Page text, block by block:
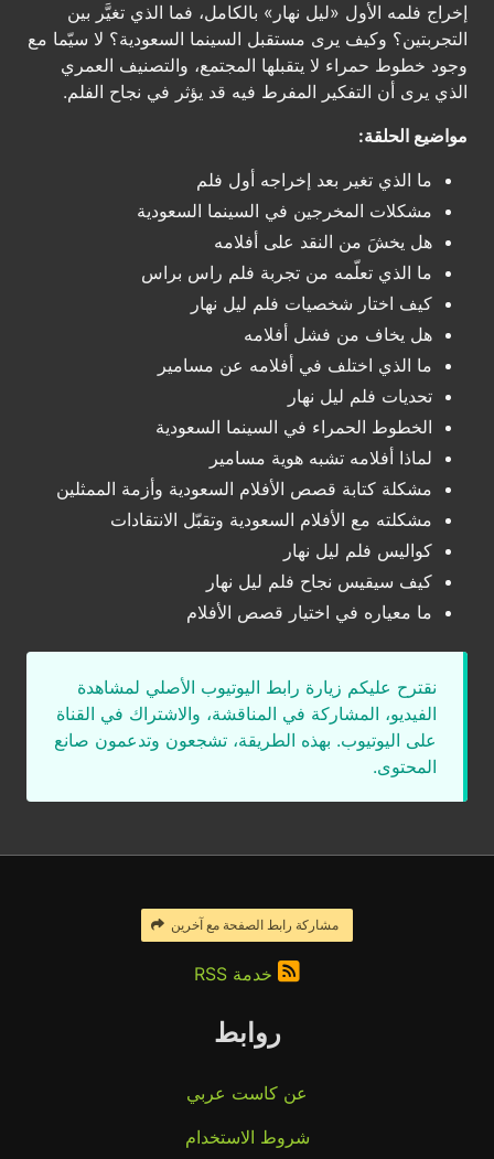
إخراج فلمه الأول «ليل نهار» بالكامل، فما الذي تغيَّر بين
التجربتين؟ وكيف يرى مستقبل السينما السعودية؟ لا سيّما مع
وجود خطوط حمراء لا يتقبلها المجتمع، والتصنيف العمري
الذي يرى أن التفكير المفرط فيه قد يؤثر في نجاح الفلم.
مواضيع الحلقة:
ما الذي تغير بعد إخراجه أول فلم
مشكلات المخرجين في السينما السعودية
هل يخشَ من النقد على أفلامه
ما الذي تعلّمه من تجربة فلم راس براس
كيف اختار شخصيات فلم ليل نهار
هل يخاف من فشل أفلامه
ما الذي اختلف في أفلامه عن مسامير
تحديات فلم ليل نهار
الخطوط الحمراء في السينما السعودية
لماذا أفلامه تشبه هوية مسامير
مشكلة كتابة قصص الأفلام السعودية وأزمة الممثلين
مشكلته مع الأفلام السعودية وتقبّل الانتقادات
كواليس فلم ليل نهار
كيف سيقيس نجاح فلم ليل نهار
ما معياره في اختيار قصص الأفلام
نقترح عليكم زيارة رابط اليوتيوب الأصلي لمشاهدة
الفيديو، المشاركة في المناقشة، والاشتراك في القناة
على اليوتيوب. بهذه الطريقة، تشجعون وتدعمون صانع
المحتوى.
مشاركة رابط الصفحة مع آخرين
خدمة RSS
روابط
عن كاست عربي
شروط الاستخدام